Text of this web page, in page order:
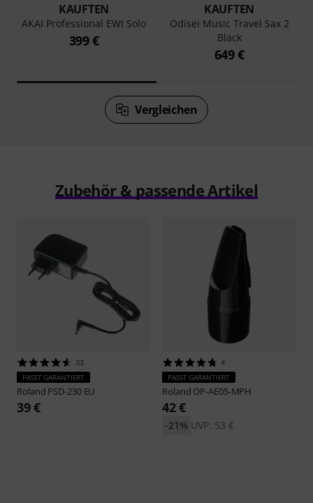
KAUFTEN
AKAI Professional EWI Solo
399 €
KAUFTEN
Odisei Music Travel Sax 2
Black
649 €
Vergleichen
Zubehör & passende Artikel
33
PASST GARANTIERT
Roland PSD-230 EU
39 €
4
PASST GARANTIERT
Roland OP-AE05-MPH
42 €
UVP: 53 €
-21%